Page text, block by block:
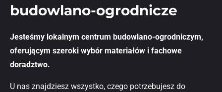
budowlano-ogrodnicze
Jesteśmy lokalnym centrum budowlano-ogrodniczym,
oferującym szeroki wybór materiałów i fachowe
doradztwo.
U nas znajdziesz wszystko, czego potrzebujesz do